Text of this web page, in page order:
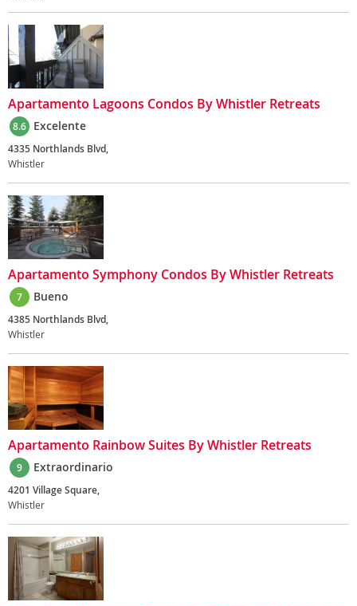
Apartamento Lagoons Condos By Whistler Retreats
8.6 Excelente
4335 Northlands Blvd,
Whistler
Apartamento Symphony Condos By Whistler Retreats
7 Bueno
4385 Northlands Blvd,
Whistler
Apartamento Rainbow Suites By Whistler Retreats
9 Extraordinario
4201 Village Square,
Whistler